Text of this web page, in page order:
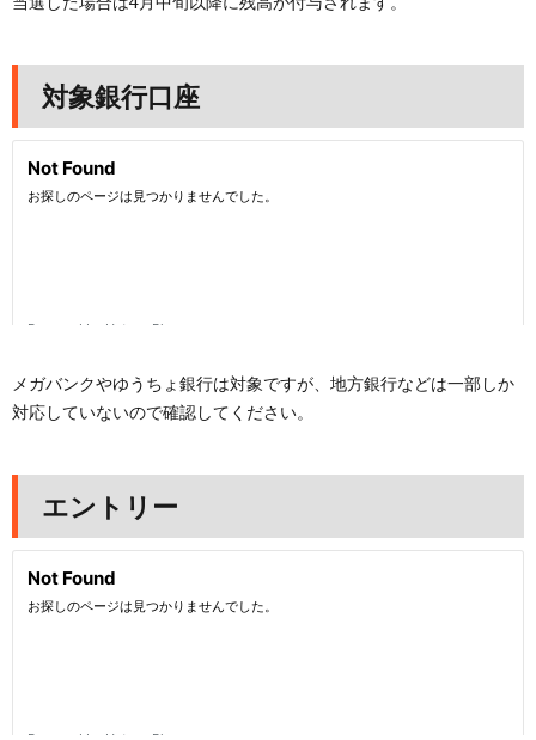
対象銀行口座
メガバンクやゆうちょ銀行は対象ですが、地方銀行などは一部しか
対応していないので確認してください。
エントリー